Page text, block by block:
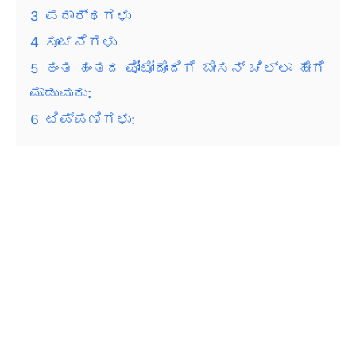
3 ಪದಾರ್ಥಗಳು
4 ಸೂಚನೆಗಳು
5 ಹಂತ ಹಂತದ ಫೋಟೋದೊಂದಿಗೆ ಬೇಸನ್ ಚಿಲ್ಲಾ ಹೇಗೆ
ಮಾಡುವುದು:
6 ಟಿಪ್ಪಣಿಗಳು: